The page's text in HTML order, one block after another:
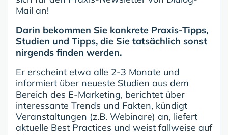
Mail an!
Darin bekommen Sie konkrete Praxis-Tipps,
Studien und Tipps, die Sie tatsächlich sonst
nirgends finden werden.
Er erscheint etwa alle 2-3 Monate und
informiert über neueste Studien aus dem
Bereich des E-Marketing, berichtet über
interessante Trends und Fakten, kündigt
Veranstaltungen (z.B. Webinare) an, liefert
aktuelle Best Practices und weist fallweise auf